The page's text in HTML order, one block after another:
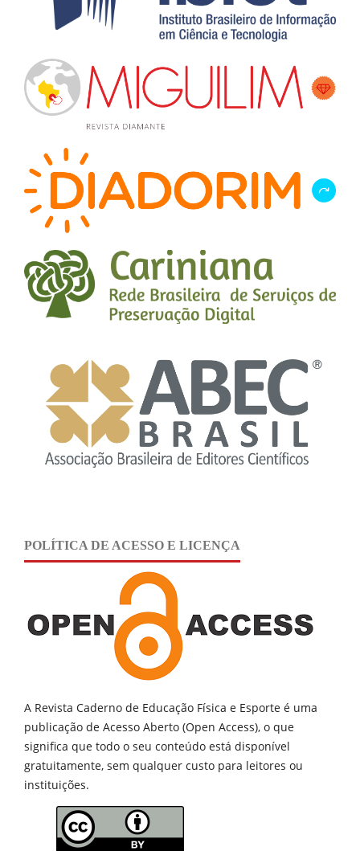
POLÍTICA DE ACESSO E LICENÇA
A Revista Caderno de Educação Física e Esporte é uma
publicação de Acesso Aberto (Open Access), o que
significa que todo o seu conteúdo está disponível
gratuitamente, sem qualquer custo para leitores ou
instituições.